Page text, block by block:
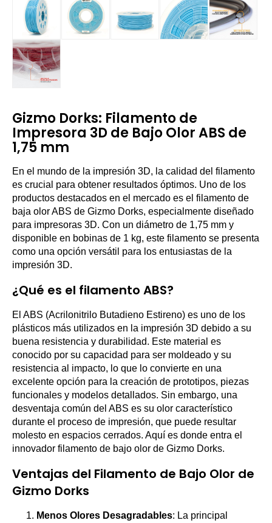
Gizmo Dorks: Filamento de
Impresora 3D de Bajo Olor ABS de
1,75 mm
En el mundo de la impresión 3D, la calidad del filamento
es crucial para obtener resultados óptimos. Uno de los
productos destacados en el mercado es el filamento de
baja olor ABS de Gizmo Dorks, especialmente diseñado
para impresoras 3D. Con un diámetro de 1,75 mm y
disponible en bobinas de 1 kg, este filamento se presenta
como una opción versátil para los entusiastas de la
impresión 3D.
¿Qué es el filamento ABS?
El ABS (Acrilonitrilo Butadieno Estireno) es uno de los
plásticos más utilizados en la impresión 3D debido a su
buena resistencia y durabilidad. Este material es
conocido por su capacidad para ser moldeado y su
resistencia al impacto, lo que lo convierte en una
excelente opción para la creación de prototipos, piezas
funcionales y modelos detallados. Sin embargo, una
desventaja común del ABS es su olor característico
durante el proceso de impresión, que puede resultar
molesto en espacios cerrados. Aquí es donde entra el
innovador filamento de bajo olor de Gizmo Dorks.
Ventajas del Filamento de Bajo Olor de
Gizmo Dorks
Menos Olores Desagradables: La principal